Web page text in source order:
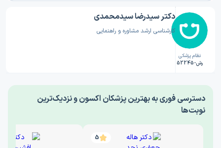
نظام پزشکی
رش-52245
دکتر سیدرضا سیدمحمدی
کارشناسی ارشد مشاوره و راهنمایی
‎دسترسی فوری به بهترین پزشکان اکسون و نزدیک‌ترین
نوبت‌ها
5